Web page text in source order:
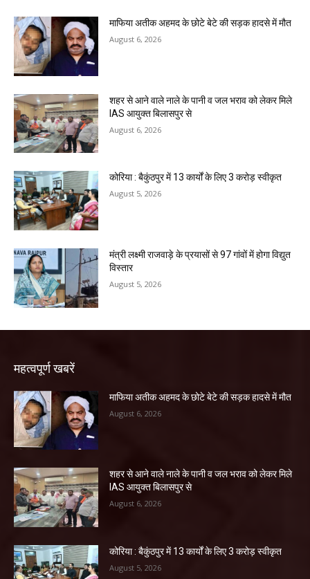
माफिया अतीक अहमद के छोटे बेटे की सड़क हादसे में मौत
August 6, 2026
शहर से आने वाले नाले के पानी व जल भराव को लेकर मिले
IAS आयुक्त बिलासपुर से
August 6, 2026
कोरिया : बैकुंठपुर में 13 कार्यों के लिए 3 करोड़ स्वीकृत
August 5, 2026
मंत्री लक्ष्मी राजवाड़े के प्रयासों से 97 गांवों में होगा विद्युत
विस्तार
August 5, 2026
महत्वपूर्ण खबरें
माफिया अतीक अहमद के छोटे बेटे की सड़क हादसे में मौत
August 6, 2026
शहर से आने वाले नाले के पानी व जल भराव को लेकर मिले
IAS आयुक्त बिलासपुर से
August 6, 2026
कोरिया : बैकुंठपुर में 13 कार्यों के लिए 3 करोड़ स्वीकृत
August 5, 2026